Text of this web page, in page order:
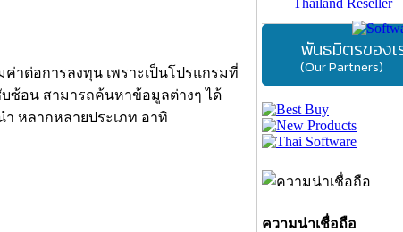
ค่าต่อการลงทุน เพราะเป็นโปรแกรมที่
ซ้อน สามารถค้นหาข้อมูลต่างๆ ได้
ำ หลากหลายประเภท อาทิ
พันธมิตรของเ
(Our Partners)
ความน่าเชื่อถือ